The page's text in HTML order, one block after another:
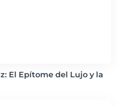
El Epítome del Lujo y la